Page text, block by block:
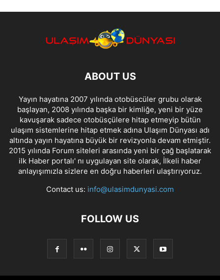
ABOUT US
Yayın hayatına 2007 yılında otobüscüler grubu olarak
başlayan, 2008 yılında başka bir kimliğe, yeni bir yüze
kavuşarak sadece otobüsçülere hitap etmeyip bütün
ulaşım sistemlerine hitap etmek adına Ulaşım Dünyası adı
altında yayın hayatına büyük bir revizyonla devam etmiştir.
2015 yılında Forum siteleri arasında yeni bir çağ başlatarak
ilk Haber portalı' nı uygulayan site olarak, İlkeli haber
anlayışımızla sizlere en doğru haberleri ulaştırıyoruz.
Contact us: info@ulasimdunyasi.com
FOLLOW US